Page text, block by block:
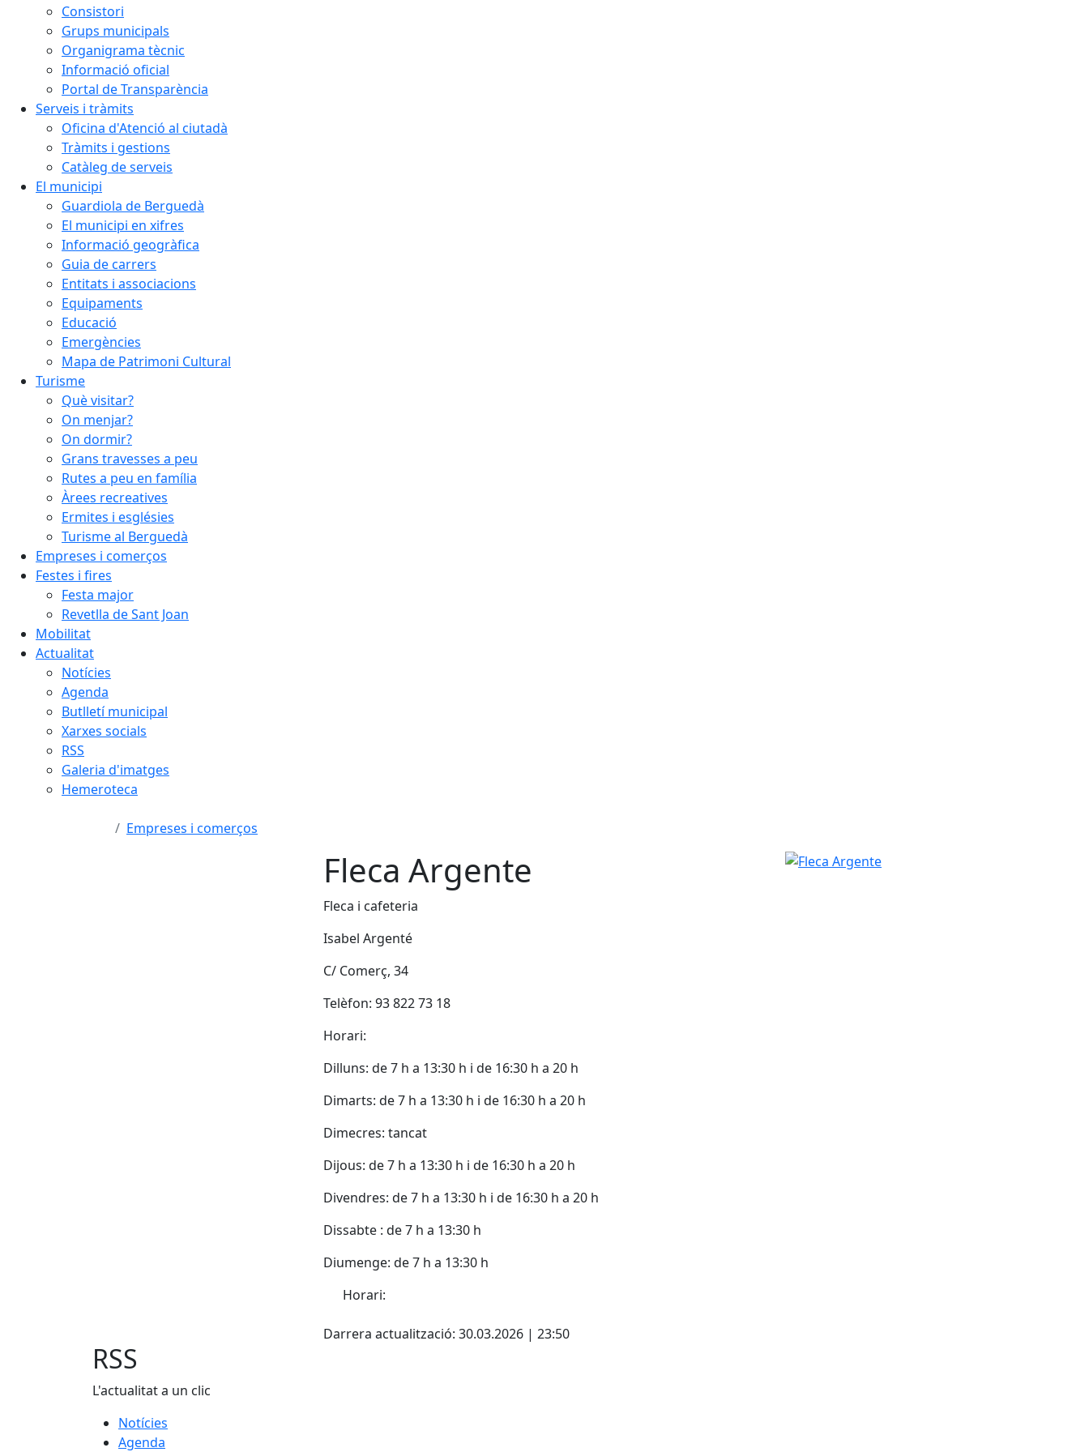
Consistori
Grups municipals
Organigrama tècnic
Informació oficial
Portal de Transparència
Serveis i tràmits
Oficina d'Atenció al ciutadà
Tràmits i gestions
Catàleg de serveis
El municipi
Guardiola de Berguedà
El municipi en xifres
Informació geogràfica
Guia de carrers
Entitats i associacions
Equipaments
Educació
Emergències
Mapa de Patrimoni Cultural
Turisme
Què visitar?
On menjar?
On dormir?
Grans travesses a peu
Rutes a peu en família
Àrees recreatives
Ermites i esglésies
Turisme al Berguedà
Empreses i comerços
Festes i fires
Festa major
Revetlla de Sant Joan
Mobilitat
Actualitat
Notícies
Agenda
Butlletí municipal
Xarxes socials
RSS
Galeria d'imatges
Hemeroteca
Empreses i comerços
Fleca Argente
Fleca i cafeteria
Isabel Argenté
C/ Comerç, 34
Telèfon: 93 822 73 18
Horari:
Dilluns: de 7 h a 13:30 h i de 16:30 h a 20 h
Dimarts: de 7 h a 13:30 h i de 16:30 h a 20 h
Dimecres: tancat
Dijous: de 7 h a 13:30 h i de 16:30 h a 20 h
Divendres: de 7 h a 13:30 h i de 16:30 h a 20 h
Dissabte : de 7 h a 13:30 h
Diumenge: de 7 h a 13:30 h
Horari:
Darrera actualització: 30.03.2026 | 23:50
Fleca Argente
RSS
L'actualitat a un clic
Notícies
Agenda